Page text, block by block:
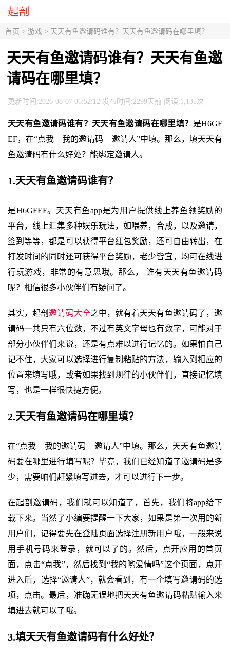
首页 > 游戏 > 天天有鱼邀请码谁有？天天有鱼邀请码在哪里填？
天天有鱼邀请码谁有？天天有鱼邀
请码在哪里填？
更新时间:2026-08-07 06:52:12 发布时间:2299天前 阅读:1,135次
天天有鱼邀请码谁有？天天有鱼邀请码在哪里填？ 是H6GF
EF，在“点我 – 我的邀请码 – 邀请人”中填。那么，填天天有
鱼邀请码有什么好处？能绑定邀请人。
1.天天有鱼邀请码谁有？
是H6GFEF。天天有鱼app是为用户提供线上养鱼领奖励的
平台，线上汇集多种娱乐玩法，如喂养，合成，以及邀请，
签到等等，都是可以获得平台红包奖励，还可自由转出，在
打发时间的同时还可获得平台奖励，老少皆宜，均可在线进
行玩游戏，非常的有意思哦。那么， 谁有天天有鱼邀请码
呢？相信很多小伙伴们有疑问了。
其实，起剖邀请码大全之中，就有着天天有鱼邀请码了，邀
请码一共只有六位数，不过有英文字母也有数字，可能对于
部分小伙伴们来说，还是有点难以进行记忆的。如果怕自己
记不住，大家可以选择进行复制粘贴的方法，输入到相应的
位置来填写哦，或者如果找到规律的小伙伴们，直接记忆填
写，也是一样很快捷方便。
2.天天有鱼邀请码在哪里填？
在“点我 – 我的邀请码 – 邀请人”中填。那么，天天有鱼邀请
码要在哪里进行填写呢？毕竟，我们已经知道了邀请码是多
少，需要咱们赶紧填写进去，才可以进行下一步。
在起剖邀请码，我们就可以知道了，首先，我们将app给下
载下来。当然了小编要提醒一下大家，如果是第一次用的新
用户们，记得要先在登陆页面选择注册新用户哦，一般来说
用手机号码来登录，就可以了的。然后，点开应用的首页
面，点击“点我”，然后找到“我的哟爱情吗”这个页面，点开
进入后，选择“邀请人”，就会看到，有一个填写邀请码的选
项，点击。最后，准确无误地把天天有鱼邀请码粘贴输入来
填进去就可以了哦。
3.填天天有鱼邀请码有什么好处？